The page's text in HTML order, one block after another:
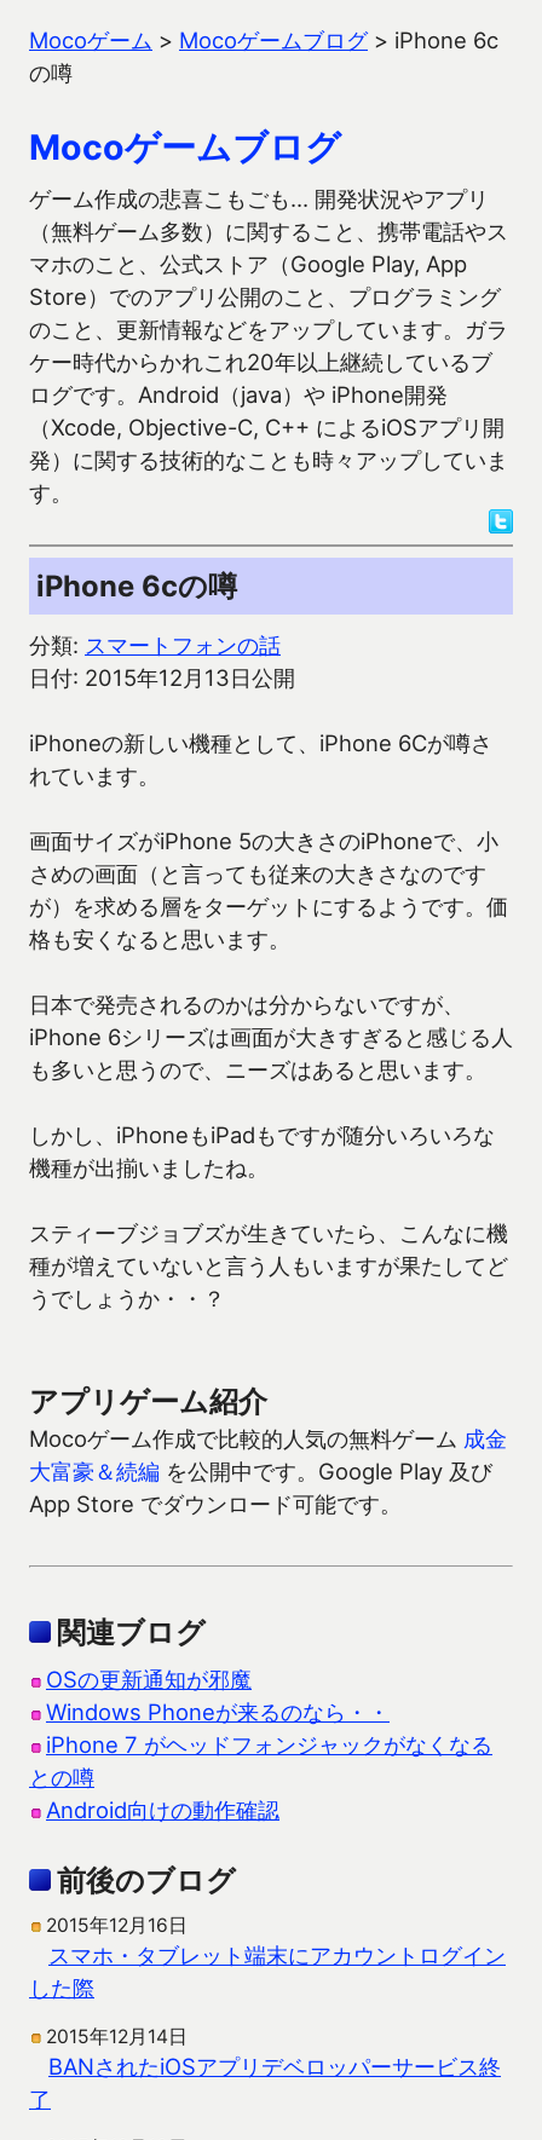
Mocoゲーム > Mocoゲームブログ> iPhone 6c
の噂
Mocoゲームブログ
ゲーム作成の悲喜こもごも… 開発状況やアプリ
（無料ゲーム多数）に関すること、携帯電話やス
マホのこと、公式ストア（Google Play, App
Store）でのアプリ公開のこと、プログラミング
のこと、更新情報などをアップしています。ガラ
ケー時代からかれこれ20年以上継続しているブ
ログです。Android（java）や iPhone開発
（Xcode, Objective-C, C++ によるiOSアプリ開
発）に関する技術的なことも時々アップしていま
す。
iPhone 6cの噂
分類: スマートフォンの話
日付: 2015年12月13日公開
iPhoneの新しい機種として、iPhone 6Cが噂さ
れています。
画面サイズがiPhone 5の大きさのiPhoneで、小
さめの画面（と言っても従来の大きさなのです
が）を求める層をターゲットにするようです。価
格も安くなると思います。
日本で発売されるのかは分からないですが、
iPhone 6シリーズは画面が大きすぎると感じる人
も多いと思うので、ニーズはあると思います。
しかし、iPhoneもiPadもですが随分いろいろな
機種が出揃いましたね。
スティーブジョブズが生きていたら、こんなに機
種が増えていないと言う人もいますが果たしてど
うでしょうか・・？
アプリゲーム紹介
Mocoゲーム作成で比較的人気の無料ゲーム 成金
大富豪＆続編 を公開中です。Google Play 及び
App Store でダウンロード可能です。
関連ブログ
OSの更新通知が邪魔
Windows Phoneが来るのなら・・
iPhone 7 がヘッドフォンジャックがなくなる
との噂
Android向けの動作確認
前後のブログ
2015年12月16日
スマホ・タブレット端末にアカウントログイン
した際
2015年12月14日
BANされたiOSアプリデベロッパーサービス終
了